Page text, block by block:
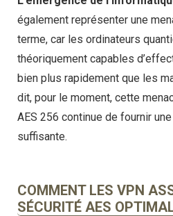
également représenter une
terme, car les ordinateurs
théoriquement capables
bien plus rapidement que les
dit, pour le moment, cette
AES 256 continue de fournir
suffisante.
COMMENT LES VPN
SÉCURITÉ AES